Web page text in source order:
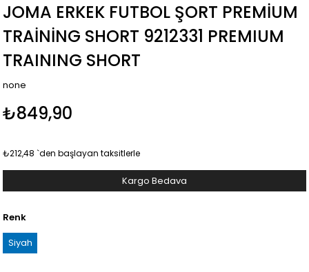
JOMA ERKEK FUTBOL ŞORT PREMIUM
TRAINING SHORT 9212331 PREMIUM
TRAINING SHORT
none
₺849,90
₺212,48 `den başlayan taksitlerle
Kargo Bedava
Renk
Siyah